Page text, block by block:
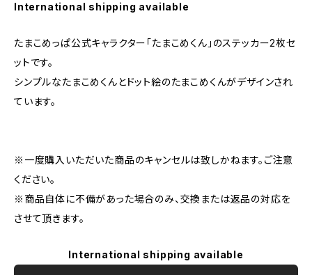
International shipping available
たまこめっぱ公式キャラクター｢たまこめくん」のステッカー2枚セ
ットです。
シンプルなたまこめくんとドット絵のたまこめくんがデザインされ
ています。
※一度購入いただいた商品のキャンセルは致しかねます。ご注意
ください。
※商品自体に不備があった場合のみ、交換または返品の対応を
させて頂きます。
International shipping available